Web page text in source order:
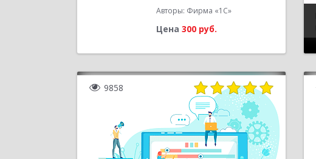
Авторы: Фирма «1С»
Цена 300 руб.
9858